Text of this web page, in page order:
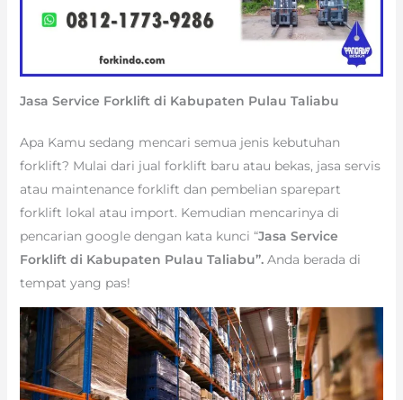
Jasa Service Forklift di Kabupaten Pulau Taliabu
Apa Kamu sedang mencari semua jenis kebutuhan
forklift? Mulai dari jual forklift baru atau bekas, jasa servis
atau maintenance forklift dan pembelian sparepart
forklift lokal atau import. Kemudian mencarinya di
pencarian google dengan kata kunci “Jasa Service
Forklift di Kabupaten Pulau Taliabu”. Anda berada di
tempat yang pas!